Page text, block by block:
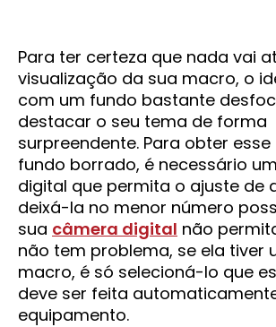
Para ter certeza que nada vai
visualização da sua macro, o
com um fundo bastante
destacar o seu tema de forma
surpreendente. Para obter
fundo borrado, é necessário
digital que permita o ajuste de
deixá-la no menor número
sua câmera digital não
não tem problema, se ela tiver
macro, é só selecioná-lo que
deve ser feita
equipamento.